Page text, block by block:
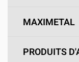
MAXIMETAL
PRODUITS